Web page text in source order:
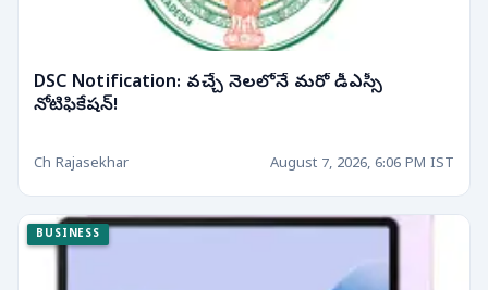
DSC Notification: వచ్చే నెలలోనే మరో డీఎస్సీ
నోటిఫికేషన్!
Ch Rajasekhar August 7, 2026, 6:06 PM IST
BUSINESS